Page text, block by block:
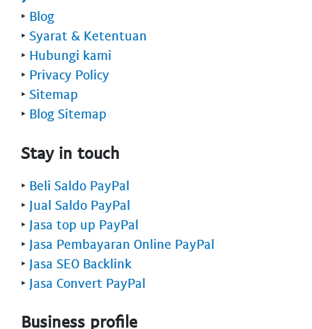
‣ Blog
‣ Syarat & Ketentuan
‣ Hubungi kami
‣ Privacy Policy
‣ Sitemap
‣ Blog Sitemap
Stay in touch
‣ Beli Saldo PayPal
‣ Jual Saldo PayPal
‣ Jasa top up PayPal
‣ Jasa Pembayaran Online PayPal
‣ Jasa SEO Backlink
‣ Jasa Convert PayPal
Business profile